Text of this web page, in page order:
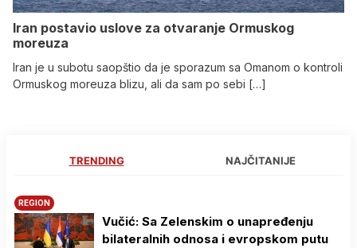
Iran postavio uslove za otvaranje Ormuskog
moreuza
Iran je u subotu saopštio da je sporazum sa Omanom o kontroli
Ormuskog moreuza blizu, ali da sam po sebi […]
TRENDING NAJČITANIJE
REGION
Vučić: Sa Zelenskim o unapređenju
bilateralnih odnosa i evropskom putu